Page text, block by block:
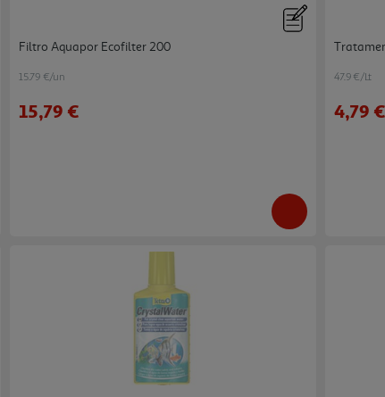
Filtro Aquapor Ecofilter 200
15.79 €/un
15,79 €
47.9 €/Lt
4,79 €